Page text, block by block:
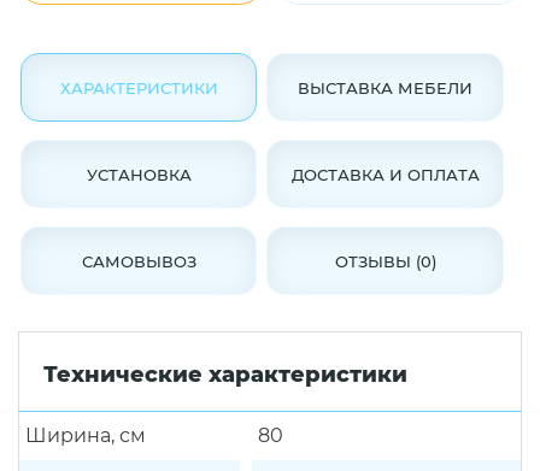
ХАРАКТЕРИСТИКИ ВЫСТАВКА МЕБЕЛИ
УСТАНОВКА ДОСТАВКА И ОПЛАТА
САМОВЫВОЗ ОТЗЫВЫ (0)
Технические характеристики
Ширина, см 80